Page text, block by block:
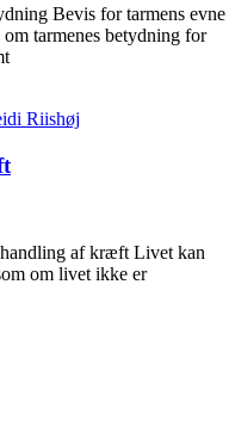
Bevis for tarmens evne
tarmenes betydning for
af kræft Livet kan
om livet ikke er